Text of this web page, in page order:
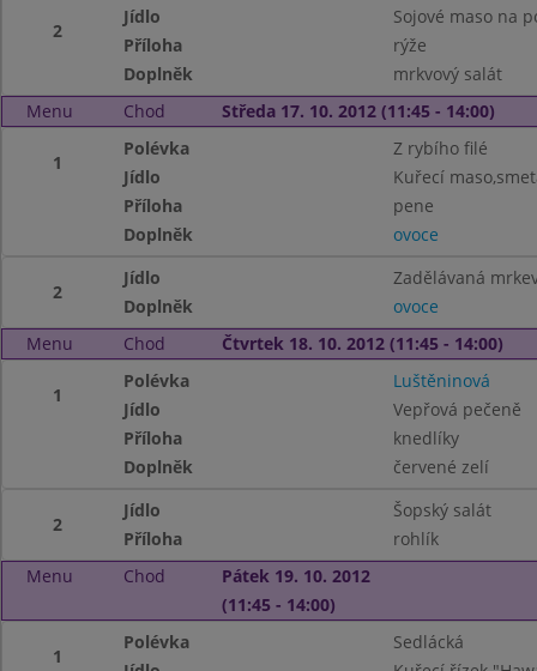
2
Jídlo
Sojové maso na
Příloha
rýže
Doplněk
mrkvový salát
Menu
Chod Středa 17. 10. 2012 (11:45 - 14:00)
1
Polévka
Z rybího filé
Jídlo
Kuřecí
Příloha
pene
Doplněk
ovoce
2
Jídlo
Zadělávaná
Doplněk
ovoce
Menu
Chod Čtvrtek 18. 10. 2012 (11:45 - 14:00)
1
Polévka
Luštěninová
Jídlo
Vepřová pečeně
Příloha
knedlíky
Doplněk
červené zelí
2
Jídlo
Šopský salát
Příloha
rohlík
Menu
Chod
Pátek 19. 10. 2012
(11:45 - 14:00)
1
Polévka
Sedlácká